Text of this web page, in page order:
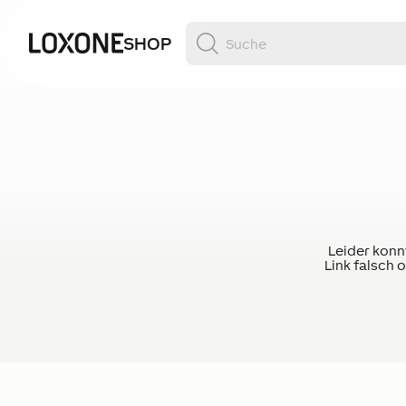
SHOP
Leider
Link falsch